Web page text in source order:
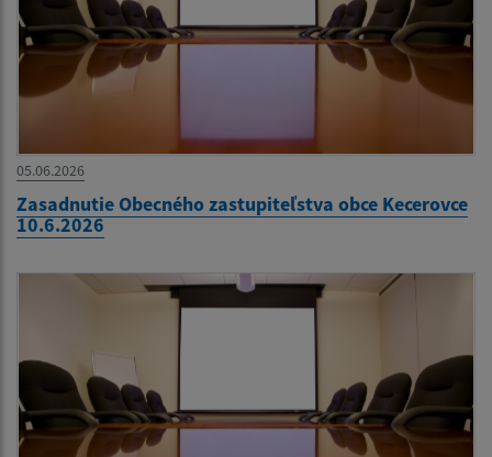
05.06.2026
Zasadnutie Obecného zastupiteľstva obce Kecerovce
10.6.2026